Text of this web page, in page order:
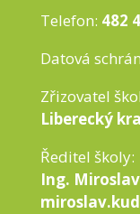
Telefon: 482
Datová
Zřizovatel
Liberecký
Ředitel školy:
Ing.